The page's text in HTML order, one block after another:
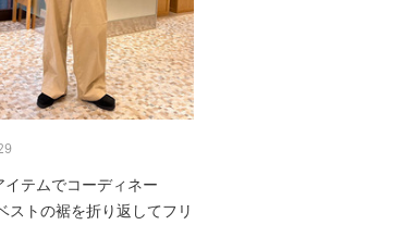
イテムでコーディネー
ストの裾を折り返してフリ